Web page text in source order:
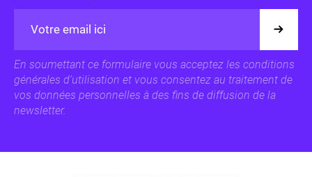
En soumettant ce formulaire vous acceptez les conditions
générales d’utilisation et vous consentez au traitement de
vos données personnelles à des fins de diffusion de la
newsletter.